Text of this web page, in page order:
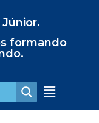
formando